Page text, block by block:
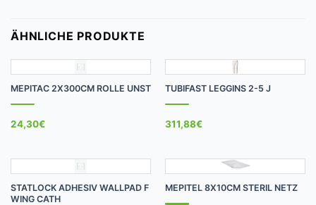
ÄHNLICHE PRODUKTE
MEPITAC 2X300CM ROLLE UNST
24,30€
TUBIFAST LEGGINS 2-5 J
311,88€
STATLOCK ADHESIV WALLPAD F
WING CATH
MEPITEL 8X10CM STERIL NETZ